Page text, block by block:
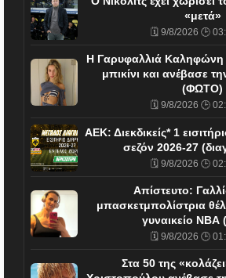
«μετά»
🗓️ 9/8/2026 🕒
Η Γαρυφαλλιά Καληφώνη
μπικίνι και ανέβασε
(ΦΩΤΟ)
🗓️ 9/8/2026 🕒
ΑΕΚ: Διεκδικείς* 1
σεζόν 2026-27
🗓️ 9/8/2026 🕒
Απίστευτο:
μπασκετμπολίστρια
γυναικείο
🗓️ 9/8/2026 🕒
Στα 50 της